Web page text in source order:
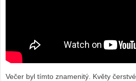
Večer byl tímto znamenitý. Květy